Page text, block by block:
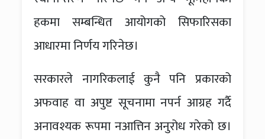
हकमा सम्बन्धित आयोगको सिफारिसका
आधारमा निर्णय गरिनेछ।
सरकारले नागरिकलाई कुनै पनि प्रकारको
अफवाह वा अपुष्ट सूचनामा नपर्न आग्रह गर्दै
अनावश्यक रूपमा नआत्तिन अनुरोध गरेको छ।